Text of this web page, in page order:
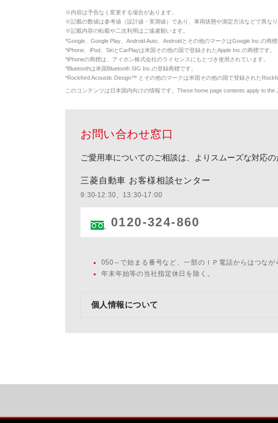
※内容は予告なく変更する場合があります。
※記載の数値は参考値（設計値・実測値）であり、車両状態や測定方法などで異なり
※記載内容の転載や二次利用はご遠慮願います。
*Google、Google Play、Android Auto、Androidとその他のマークはGoogle Inc.の商標
*iPhone、iPod、SiriとCarPlayは米国その他の国で登録されたApple Inc.の商標です。
*iPhoneの商標は、アイホン株式会社のライセンスにもとづき使用されています。
*Bluetoothは米国Bluetooth SIG Inc.の登録商標です。
*Rockford Acoustic Design™ とその他のマークは米国その他の国で登録された
このコンテンツは日本国内向けの情報です。These home page contents apply to the
お問い合わせ窓口
ご愛用車についてのご相談は、よりスムーズな対応の
三菱自動車 お客様相談センター
9:30-12:30、13:30-17:00
0120-324-860
050～で始まる番号など、一部のＩＰ電話からはつなが
年末年始等の当社指定休日を除く。
個人情報について